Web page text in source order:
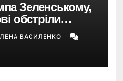
Зеленському,
обстріли
не так?
ВАСИЛЕНКО